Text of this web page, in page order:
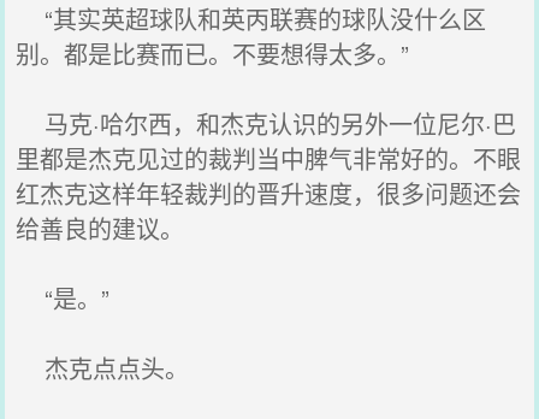
“其实英超球队和英丙联赛的球队没什么区
别。都是比赛而已。不要想得太多。”
马克·哈尔西，和杰克认识的另外一位尼尔·巴
里都是杰克见过的裁判当中脾气非常好的。不眼
红杰克这样年轻裁判的晋升速度，很多问题还会
给善良的建议。
“是。”
杰克点点头。